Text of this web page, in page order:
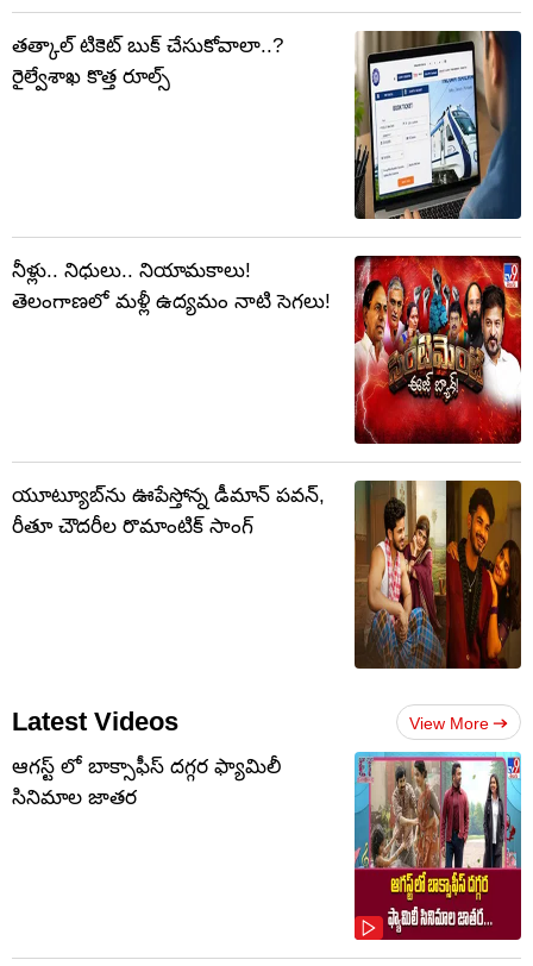
తత్కాల్ టికెట్ బుక్ చేసుకోవాలా..?
రైల్వేశాఖ కొత్త రూల్స్
నీళ్లు.. నిధులు.. నియామకాలు!
తెలంగాణలో మళ్లీ ఉద్యమం నాటి సెగలు!
యూట్యూబ్‌ను ఊపేస్తోన్న డీమాన్ పవన్,
రీతూ చౌదరీల రొమాంటిక్ సాంగ్
Latest Videos View More
ఆగస్ట్ లో బాక్సాఫీస్ దగ్గర ఫ్యామిలీ
సినిమాల జాతర